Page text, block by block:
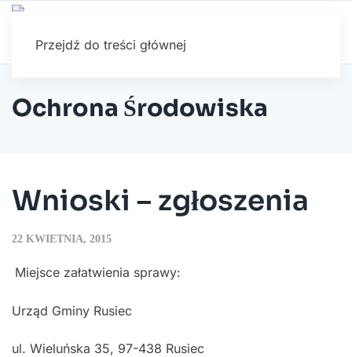
Przejdź do treści głównej
Ochrona Środowiska
Wnioski – zgłoszenia
22 KWIETNIA, 2015
Miejsce załatwienia sprawy:
Urząd Gminy Rusiec
ul. Wieluńska 35, 97-438 Rusiec